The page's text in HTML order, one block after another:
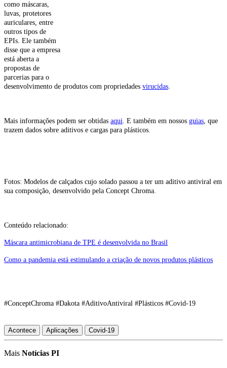
como máscaras,
luvas, protetores
auriculares, entre
outros tipos de
EPIs. Ele também
disse que a empresa
está aberta a
propostas de
parcerias para o
desenvolvimento de produtos com propriedades virucidas.
Mais informações podem ser obtidas aqui. E também em nossos guias, que
trazem dados sobre aditivos e cargas para plásticos.
Fotos: Modelos de calçados cujo solado passou a ter um aditivo antiviral em
sua composição, desenvolvido pela Concept Chroma.
Conteúdo relacionado:
Máscara antimicrobiana de TPE é desenvolvida no Brasil
Como a pandemia está estimulando a criação de novos produtos plásticos
#ConceptChroma #Dakota #AditivoAntiviral #Plásticos #Covid-19
Acontece Aplicações Covid-19
Mais Notícias PI